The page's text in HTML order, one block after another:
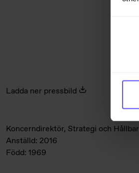
Ladda ner pressbild
Koncerndirektör, Strategi och
Anställd: 2016
Född: 1969